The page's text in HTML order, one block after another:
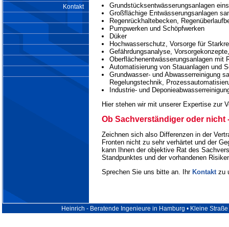
Kontakt
Grundstücksentwässerungsanlagen
Großflächige Entwässerungsanlagen
Regenrückhaltebecken,
Pumpwerken und Schöpfwerken
Düker
Hochwasserschutz, Vorsorge für
Gefährdungsanalyse,
Oberflächenentwässerungsanlagen mit
Automatisierung von Stauanlagen und
Grundwasser- und Abwasserreinigung
Regelungstechnik,
Industrie- und
Hier stehen wir mit unserer Expertise zur
Ob Sachverständiger oder nicht
Zeichnen sich also Differenzen in der
Fronten nicht zu sehr verhärtet und der
kann Ihnen der objektive Rat des
Standpunktes und der vorhandenen
Sprechen Sie uns bitte an. Ihr Kontakt zu
Heinrich - Beratende Ingenieure in Hamburg • Kleine